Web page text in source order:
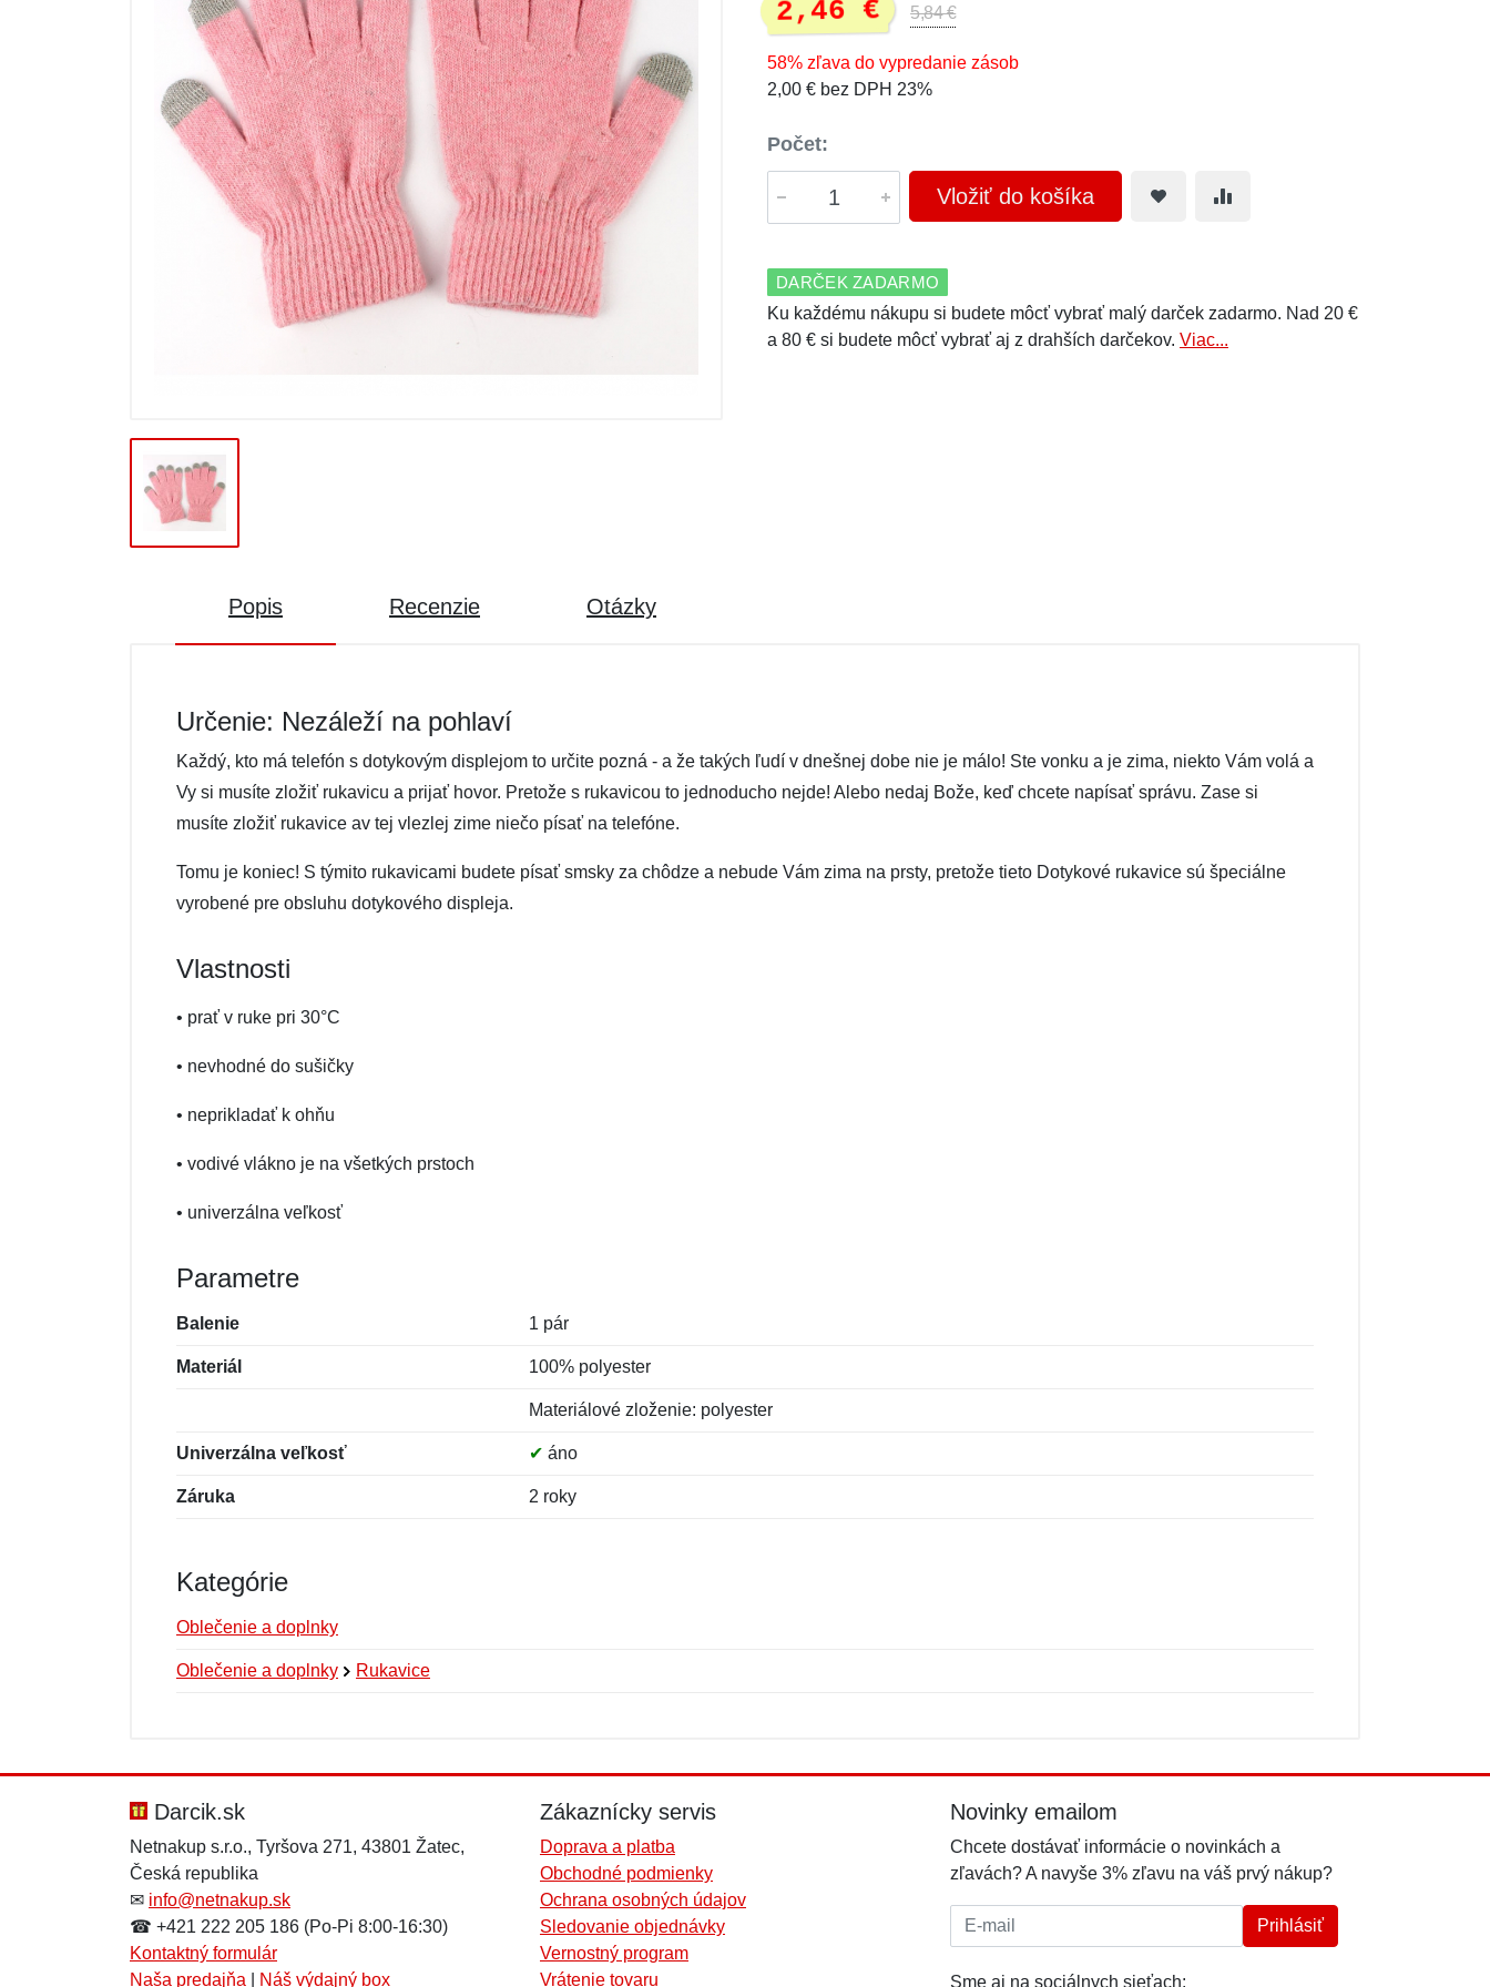
Výpredaj
2,46 € 5,84 €
58% zľava do vypredanie zásob
2,00 € bez DPH 23%
Počet:
Vložiť do košíka
DARČEK ZADARMO
Ku každému nákupu si budete môcť vybrať malý darček zadarmo. Nad 20 €
a 80 € si budete môcť vybrať aj z drahších darčekov. Viac...
Popis Recenzie Otázky
Určenie: Nezáleží na pohlaví
Každý, kto má telefón s dotykovým displejom to určite pozná - a že takých ľudí v dnešnej dobe nie je málo! Ste vonku a je zima, niekto Vám volá a
Vy si musíte zložiť rukavicu a prijať hovor. Pretože s rukavicou to jednoducho nejde! Alebo nedaj Bože, keď chcete napísať správu. Zase si
musíte zložiť rukavice av tej vlezlej zime niečo písať na telefóne.
Tomu je koniec! S týmito rukavicami budete písať smsky za chôdze a nebude Vám zima na prsty, pretože tieto Dotykové rukavice sú špeciálne
vyrobené pre obsluhu dotykového displeja.
Vlastnosti
• prať v ruke pri 30°C
• nevhodné do sušičky
• neprikladať k ohňu
• vodivé vlákno je na všetkých prstoch
• univerzálna veľkosť
Parametre
Balenie 1 pár
Materiál 100% polyester
Materiálové zloženie: polyester
Univerzálna veľkosť ✔ áno
Záruka 2 roky
Kategórie
Oblečenie a doplnky
Oblečenie a doplnky Rukavice
Správa*
Správa*
Darcik.sk
Netnakup s.r.o., Tyršova 271, 43801 Žatec,
Česká republika
✉ info@netnakup.sk
☎ +421 222 205 186 (Po-Pi 8:00-16:30)
Kontaktný formulár
Naša predajňa
Náš výdajný box
Zákaznícky servis
Doprava a platba
Obchodné podmienky
Ochrana osobných údajov
Sledovanie objednávky
Vernostný program
Vrátenie tovaru
Novinky emailom
Chcete dostávať informácie o novinkách a
zľavách? A navyše 3% zľavu na váš prvý nákup?
E-mail: Prihlásiť
Sme aj na sociálnych sieťach: